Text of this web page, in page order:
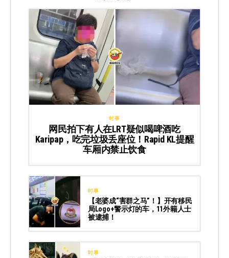
时事
网民拍下有人在LRT疑似喝啤酒吃
Karipap，吃完垃圾丢座位！Rapid KL提醒
车厢内禁止饮食
时事
【老婆成“害群之马”！】开有移民
局Logo+警示灯的车，11外籍人士
被逮捕！
时事